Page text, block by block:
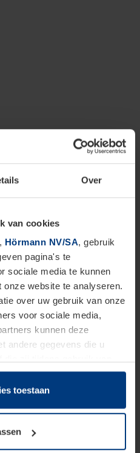
Over
van cookies
Hörmann NV/SA, gebruik
pagina's te
sociale media te kunnen
onze website te analyseren.
over uw gebruik van onze
voor sociale media,
kunnen deze
andere gegevens die u
om cookies op uw
is. Voor alle andere
benodigd. Uw
bij de uitleg van de
toestaan